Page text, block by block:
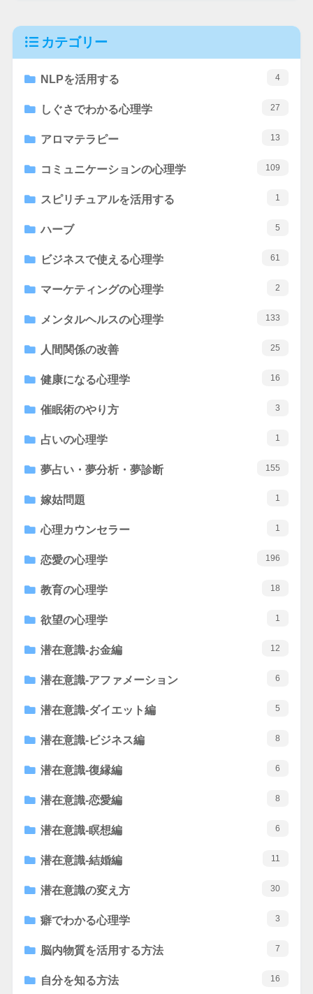
カテゴリー
NLPを活用する 4
しぐさでわかる心理学 27
アロマテラピー 13
コミュニケーションの心理学 109
スピリチュアルを活用する 1
ハーブ 5
ビジネスで使える心理学 61
マーケティングの心理学 2
メンタルヘルスの心理学 133
人間関係の改善 25
健康になる心理学 16
催眠術のやり方 3
占いの心理学 1
夢占い・夢分析・夢診断 155
嫁姑問題 1
心理カウンセラー 1
恋愛の心理学 196
教育の心理学 18
欲望の心理学 1
潜在意識-お金編 12
潜在意識-アファメーション 6
潜在意識-ダイエット編 5
潜在意識-ビジネス編 8
潜在意識-復縁編 6
潜在意識-恋愛編 8
潜在意識-瞑想編 6
潜在意識-結婚編 11
潜在意識の変え方 30
癖でわかる心理学 3
脳内物質を活用する方法 7
自分を知る方法 16